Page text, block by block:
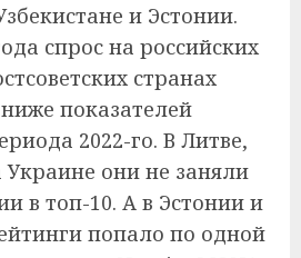
и Эстонии.
спрос на российских
странах
показателей
2022-го. В Литве,
Украине они не заняли
в топ-10. А в Эстонии и
попало по одной